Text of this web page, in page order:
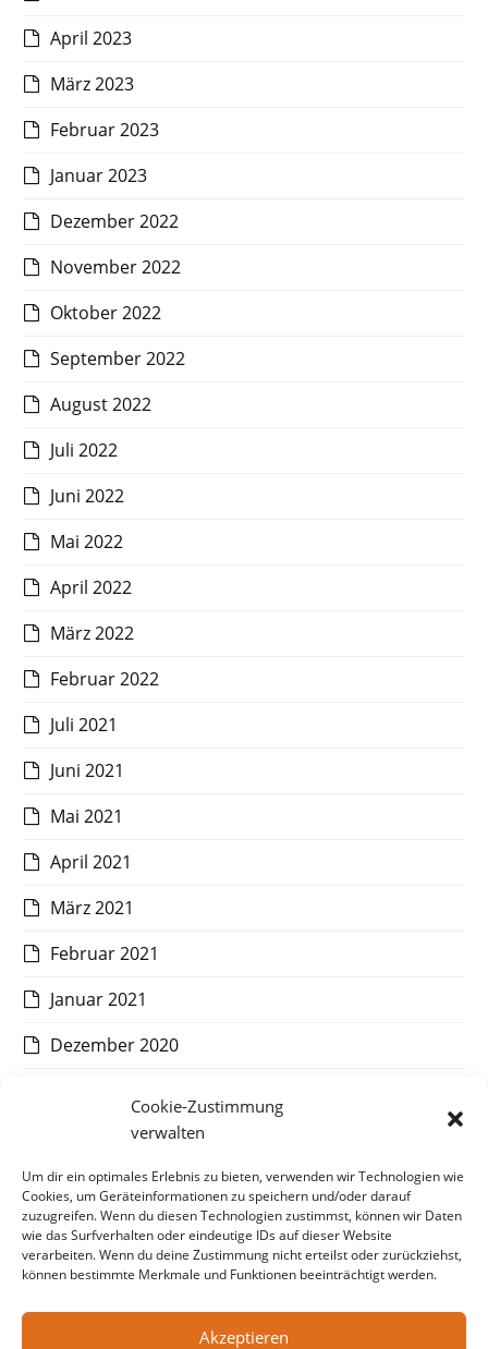
Cookie-Zustimmung
verwalten
Um dir ein optimales Erlebnis zu bieten, verwenden wir Technologien wie
Cookies, um Geräteinformationen zu speichern und/oder darauf
zuzugreifen. Wenn du diesen Technologien zustimmst, können wir Daten
wie das Surfverhalten oder eindeutige IDs auf dieser Website
verarbeiten. Wenn du deine Zustimmung nicht erteilst oder zurückziehst,
können bestimmte Merkmale und Funktionen beeinträchtigt werden.
Akzeptieren
April 2023
März 2023
Februar 2023
Januar 2023
Dezember 2022
November 2022
Oktober 2022
September 2022
August 2022
Juli 2022
Juni 2022
Mai 2022
April 2022
März 2022
Februar 2022
Juli 2021
Juni 2021
Mai 2021
April 2021
März 2021
Februar 2021
Januar 2021
Dezember 2020
Oktober 2020
September 2020
August 2020
Juli 2020